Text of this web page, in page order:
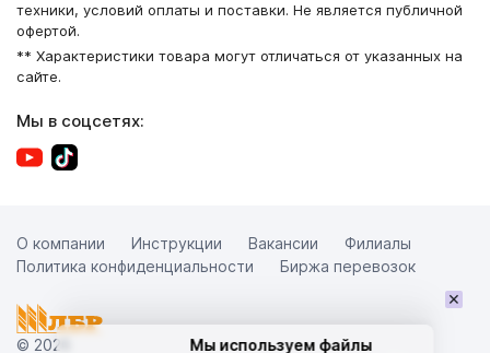
Мы используем файлы
техники, условий оплаты и поставки. Не является публичной
офертой.
** Характеристики товара могут отличаться от указанных на
сайте.
Мы в соцсетях:
© 2026
О компании Инструкции Вакансии
Филиалы
Политика конфиденциальности
Биржа перевозок
×